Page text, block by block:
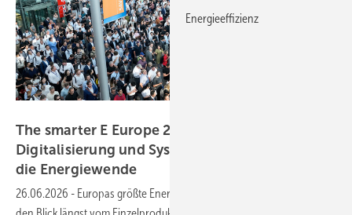
The smarter E Europe 2026: Speicher,
Digitalisierung und Systemintegration prägen
die Energiewende
26.06.2026 - Europas größte Energiefachmesse zeigte, dass der Markt
Energieeffizienz